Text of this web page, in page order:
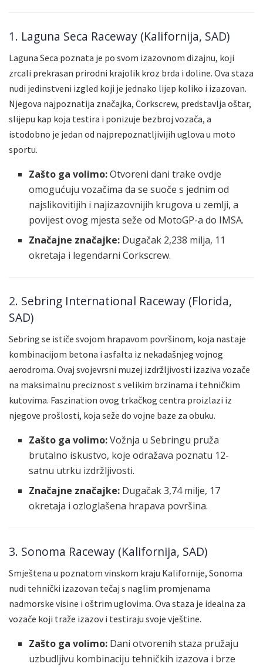
1. Laguna Seca Raceway (Kalifornija, SAD)
Laguna Seca poznata je po svom izazovnom dizajnu, koji
zrcali prekrasan prirodni krajolik kroz brda i doline. Ova staza
nudi jedinstveni izgled koji je jednako lijep koliko i izazovan.
Njegova najpoznatija značajka, Corkscrew, predstavlja oštar,
slijepu kap koja testira i ponizuje bezbroj vozača, a
istodobno je jedan od najprepoznatljivijih uglova u moto
sportu.
Zašto ga volimo:Otvoreni dani trake ovdje
omogućuju vozačima da se suoče s jednim od
najslikovitijih i najizazovnijih krugova u zemlji, a
povijest ovog mjesta seže od MotoGP-a do IMSA.
Značajne značajke: Dugačak 2,238 milja, 11
okretaja i legendarni Corkscrew.
2. Sebring International Raceway (Florida,
SAD)
Sebring se ističe svojom hrapavom površinom, koja nastaje
kombinacijom betona i asfalta iz nekadašnjeg vojnog
aerodroma. Ovaj svojevrsni muzej izdržljivosti izaziva vozače
na maksimalnu preciznost s velikim brzinama i tehničkim
kutovima. Faszination ovog trkačkog centra proizlazi iz
njegove prošlosti, koja seže do vojne baze za obuku.
Zašto ga volimo:Vožnja u Sebringu pruža
brutalno iskustvo, koje odražava poznatu 12-
satnu utrku izdržljivosti.
Značajne značajke: Dugačak 3,74 milje, 17
okretaja i ozloglašena hrapava površina.
3. Sonoma Raceway (Kalifornija, SAD)
Smještena u poznatom vinskom kraju Kalifornije, Sonoma
nudi tehnički izazovan tečaj s naglim promjenama
nadmorske visine i oštrim uglovima. Ova staza je idealna za
vozače koji traže izazov i testiraju svoje vještine.
Zašto ga volimo: Dani otvorenih staza pružaju
uzbudljivu kombinaciju tehničkih izazova i brze